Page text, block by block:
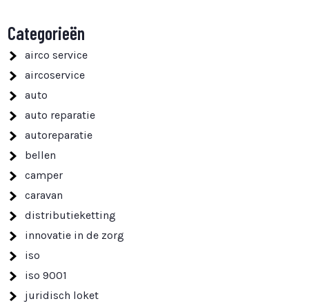
Categorieën
airco service
aircoservice
auto
auto reparatie
autoreparatie
bellen
camper
caravan
distributieketting
innovatie in de zorg
iso
iso 9001
juridisch loket